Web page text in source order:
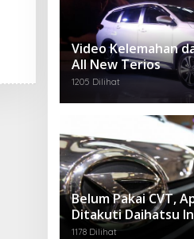
Video Kelemahan
All New Terios
1205 Dilihat
Belum Pakai CVT,
Ditakuti Daihatsu
1178 Dilihat